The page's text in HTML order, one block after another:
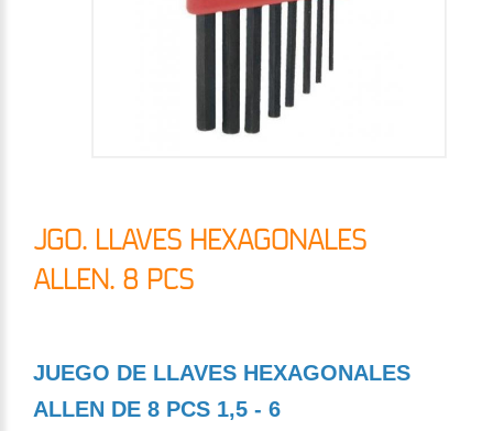
JGO. LLAVES HEXAGONALES
ALLEN. 8 PCS
JUEGO DE LLAVES HEXAGONALES
ALLEN DE 8 PCS 1,5 - 6